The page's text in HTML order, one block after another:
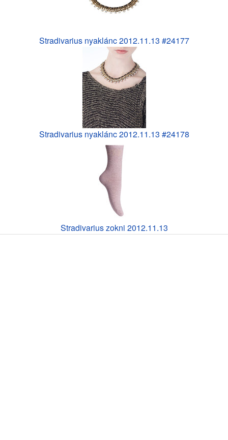
Stradivarius nyaklánc 2012.11.13 #24177
Stradivarius nyaklánc 2012.11.13 #24178
Stradivarius zokni 2012.11.13